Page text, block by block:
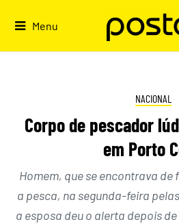
Menu
NACIONAL
Corpo de pescador
em Porto
Homem, que se encontrava
a pesca, na segunda-feira
a esposa deu o alerta depois